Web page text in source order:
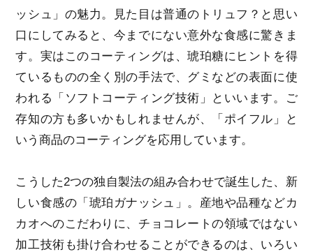
ッシュ」の魅力。見た目は普通のトリュフ？と思い
口にしてみると、今までにない意外な食感に驚きま
す。実はこのコーティングは、琥珀糖にヒントを得
ているものの全く別の手法で、グミなどの表面に使
われる「ソフトコーティング技術」といいます。ご
存知の方も多いかもしれませんが、「ポイフル」と
いう商品のコーティングを応用しています。
こうした2つの独自製法の組み合わせで誕生した、新
しい食感の「琥珀ガナッシュ」。産地や品種などカ
カオへのこだわりに、チョコレートの領域ではない
加工技術も掛け合わせることができるのは、いろい